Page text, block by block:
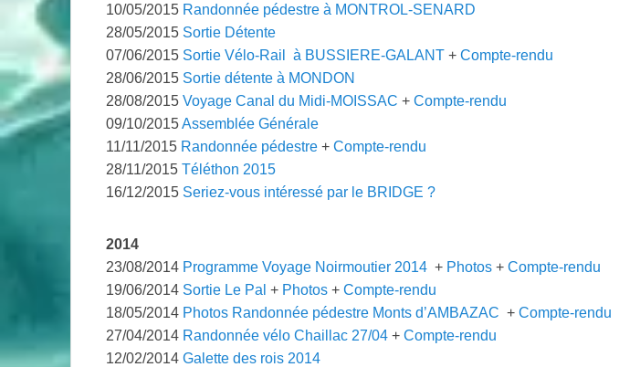
10/05/2015 Randonnée pédestre à MONTROL-SENARD
28/05/2015 Sortie Détente
07/06/2015 Sortie Vélo-Rail à BUSSIERE-GALANT + Compte-rendu
28/06/2015 Sortie détente à MONDON
28/08/2015 Voyage Canal du Midi-MOISSAC + Compte-rendu
09/10/2015Assemblée Générale
11/11/2015 Randonnée pédestre + Compte-rendu
28/11/2015 Téléthon 2015
16/12/2015 Seriez-vous intéressé par le BRIDGE ?
2014
23/08/2014 Programme Voyage Noirmoutier 2014 + Photos + Compte-rendu
19/06/2014 Sortie Le Pal + Photos + Compte-rendu
18/05/2014 Photos Randonnée pédestre Monts d’AMBAZAC + Compte-rendu
27/04/2014 Randonnée vélo Chaillac 27/04 + Compte-rendu
12/02/2014 Galette des rois 2014